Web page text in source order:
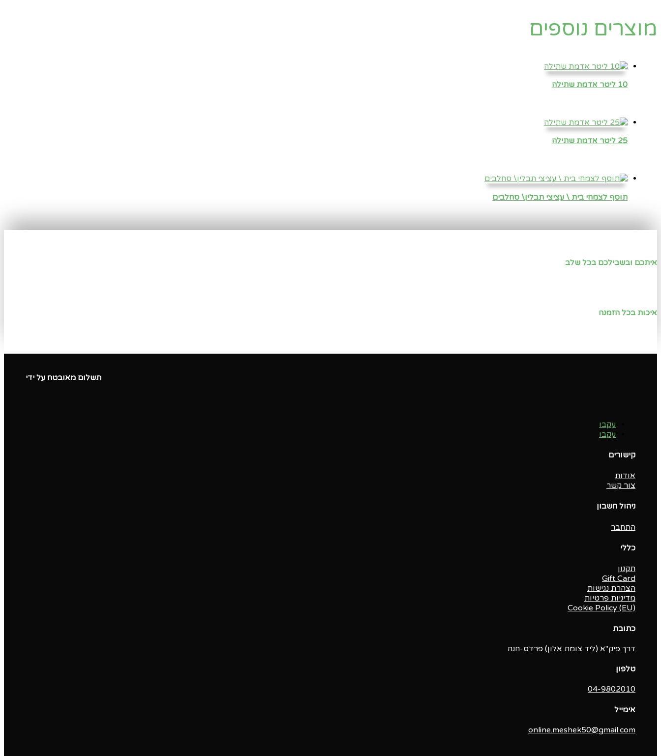
מוצרים נוספים
10 ליטר אדמת שתילה
25 ליטר אדמת שתילה
תוסף לצמחי בית \ עציצי תבלין\ סחלבים
איתכם ובשבילכם בכל שלב
איכות בכל הזמנה
תשלום מאובטח על ידי
עקבו
עקבו
קישורים
אודות
צור קשר
ניהול חשבון
התחבר
כללי
תקנון
Gift Card
הצהרת נגישות
מדיניות פרטיות
Cookie Policy (EU)
כתובת
דרך פיק"א (ליד צומת אלון) פרדס-חנה
טלפון
04-9802010‬
אימייל
online.meshek50@gmail.com